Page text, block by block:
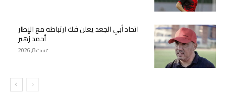
اتحاد أبي الجعد يعلن فك ارتباطه مع الإطار
أحمد زهير
غشت 8, 2026